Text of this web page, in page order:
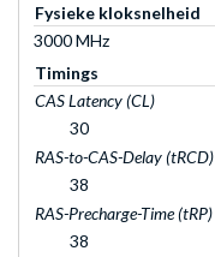
Fysieke kloksnelheid
3000 MHz
Timings
CAS Latency (CL)
30
RAS-to-CAS-Delay (tRCD)
38
RAS-Precharge-Time (tRP)
38